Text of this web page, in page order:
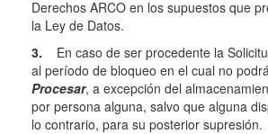
Derechos ARCO en los supuestos que
la Ley de Datos.
3. En caso de ser procedente la
al período de bloqueo en el cual no
Procesar, a excepción del
por persona alguna, salvo que alguna
lo contrario, para su posterior supresión.